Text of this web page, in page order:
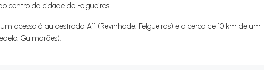
centro da cidade de Felgueiras.
acesso á autoestrada A11 (Revinhade, Felgueiras) e a cerca de 10 km de um
Guimarães).